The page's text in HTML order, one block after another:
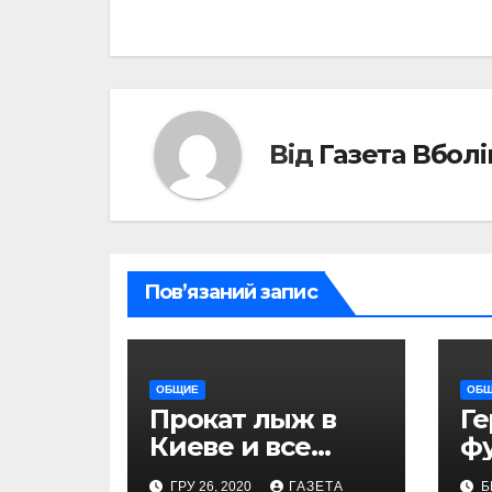
Від Газета
Пов’язаний запис
ОБЩИЕ
Прокат лыж в
Киеве и все
необходимые
ГРУ 26, 2020 ГАЗЕТА